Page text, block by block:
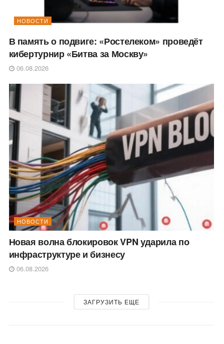
НОВОСТИ
В память о подвиге: «Ростелеком» проведёт
кибертурнир «Битва за Москву»
06.08.2026
НОВОСТИ
Новая волна блокировок VPN ударила по
инфраструктуре и бизнесу
06.08.2026
ЗАГРУЗИТЬ ЕЩЕ